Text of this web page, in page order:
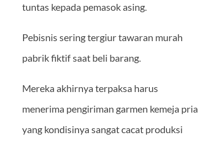
tuntas kepada pemasok asing.
Pebisnis sering tergiur tawaran murah
pabrik fiktif saat beli barang.
Mereka akhirnya terpaksa harus
menerima pengiriman garmen kemeja pria
yang kondisinya sangat cacat produksi